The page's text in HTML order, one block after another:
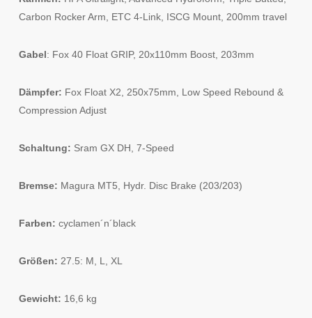
Carbon Rocker Arm, ETC 4-Link, ISCG Mount, 200mm travel
Gabel: Fox 40 Float GRIP, 20x110mm Boost, 203mm
Dämpfer: Fox Float X2, 250x75mm, Low Speed Rebound &
Compression Adjust
Schaltung: Sram GX DH, 7-Speed
Bremse: Magura MT5, Hydr. Disc Brake (203/203)
Farben: cyclamen´n´black
Größen: 27.5: M, L, XL
Gewicht: 16,6 kg